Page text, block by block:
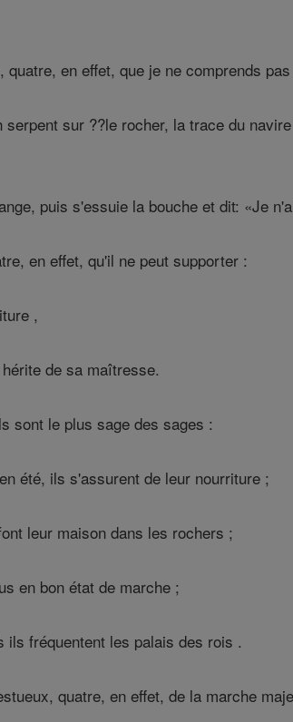
en effet, que je ne comprends
sur ??le rocher, la trace du
puis s'essuie la bouche et dit: «Je
en effet, qu'il ne peut supporter :
,
de sa maîtresse.
sont le plus sage des sages :
été, ils s'assurent de leur nourriture ;
leur maison dans les rochers ;
en bon état de marche ;
ils fréquentent les palais des rois .
quatre, en effet, de la marche